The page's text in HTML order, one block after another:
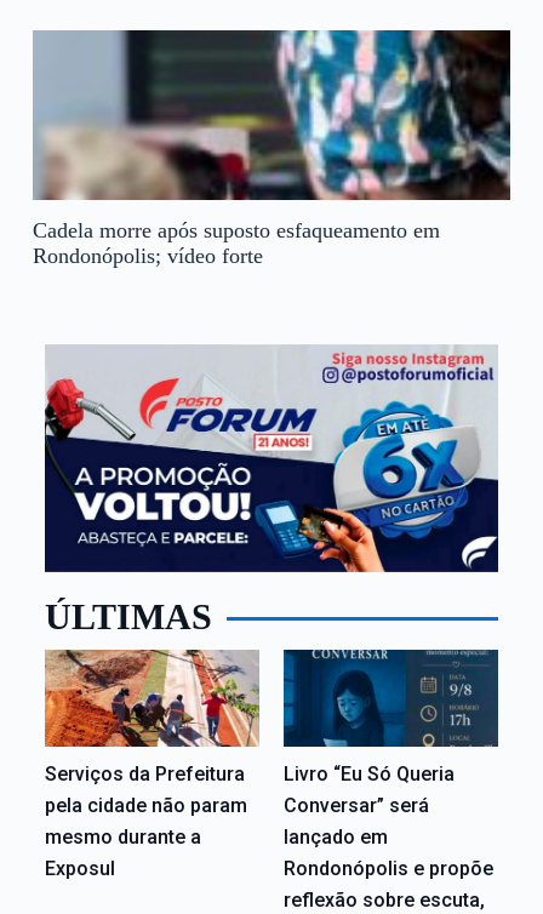
Cadela morre após suposto esfaqueamento em
Rondonópolis; vídeo forte
ÚLTIMAS
Serviços da Prefeitura
pela cidade não param
mesmo durante a
Exposul
Livro “Eu Só Queria
Conversar” será
lançado em
Rondonópolis e propõe
reflexão sobre escuta,